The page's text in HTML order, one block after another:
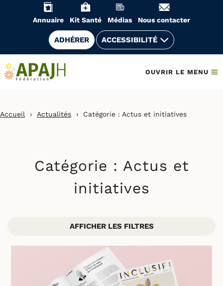
Annuaire Kit Santé Médias Nous contacter
ADHÉRER ACCESSIBILITÉ
OUVRIR LE MENU
Accueil › Actualités › Catégorie : Actus et initiatives
Catégorie : Actus et
initiatives
AFFICHER LES FILTRES